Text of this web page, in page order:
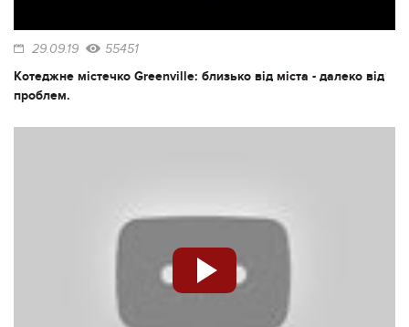
29.09.19 55451
Котеджне містечко Greenville: близько від міста - далеко від
проблем.